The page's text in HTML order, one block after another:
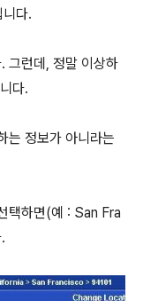
다.
그런데, 정말 이상하
다.
는 정보가 아니라는
택하면(예 : San Fra